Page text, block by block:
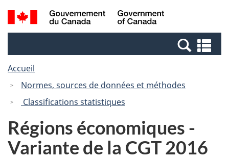
Passer
au
Passer
à
Canada
Recherche
et
et
Accueil
Normes, sources de données et méthodes
Classifications statistiques
Régions économiques -
Variante de la CGT 2016